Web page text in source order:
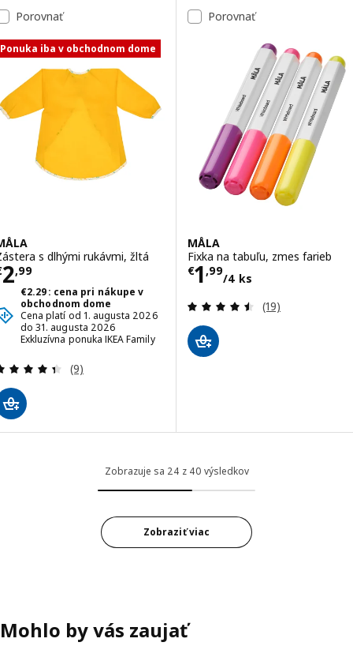
Porovnať
Ponuka iba v obchodnom dome
s dlhými rukávmi, žltá
2,99 € 2,99
€2.29: cena pri nákupe v
obchodnom dome
Cena platí od 1. augusta 2026
do 31. augusta 2026
Exkluzívna ponuka IKEA Family
Prehľad: 4.4 z 5 hviezdy. Celkové hodnotenie:
(9)
Porovnať
MÅLA
Fixka na tabuľu, zmes farieb
€1 ,99
/4 ks
Cena € 1,99/4
Prehľad: 4.5 z
(19)
Zobrazuje sa 24 z 40 výsledkov
Zobraziť viac
Mohlo by vás zaujať